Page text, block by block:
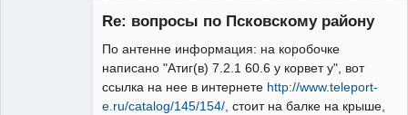
Re: вопросы по Псковскому району
По антенне информация: на коробочке
написано "Атиг(в) 7.2.1 60.6 у корвет у", вот
ссылка на нее в интернете http://www.teleport-
e.ru/catalog/145/154/, стоит на балке на крыше,